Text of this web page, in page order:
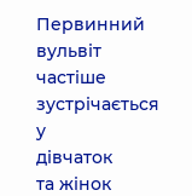
Первинний
вульвіт
частіше
зустрічається
у
дівчаток
та жінок